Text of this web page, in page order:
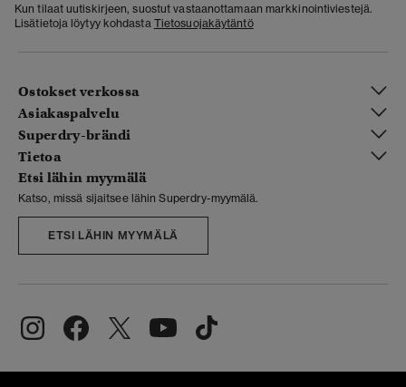
Kun tilaat uutiskirjeen, suostut vastaanottamaan markkinointiviestejä.
Lisätietoja löytyy kohdasta Tietosuojakäytäntö
Ostokset verkossa
Asiakaspalvelu
Superdry-brändi
Tietoa
Etsi lähin myymälä
Katso, missä sijaitsee lähin Superdry-myymälä.
ETSI LÄHIN MYYMÄLÄ